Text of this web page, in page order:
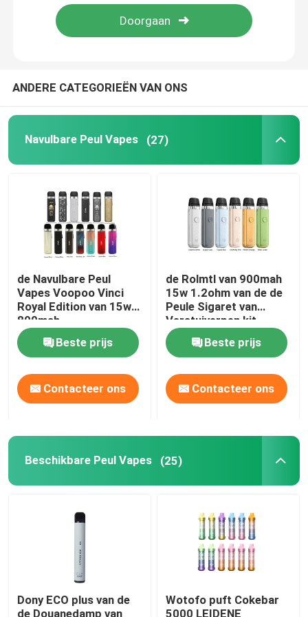
Ongeveer ons
Fabrieksreis
Verzoek om een Citaat
Navulbare Peul Vapes
Beschikbare Peul Vapes
Op smaak gebrachte Peul Vapes
De Vervanging van de Vaperol
De Aanzetuitrustingen van het peulsysteem
Lege Ejuice-Fles
Elektronische Sigarettoebehoren
ANDERE CATEGORIEËN VAN ONS
Navulbare Peul Vapes (27)
de Navulbare Peul
Vapes Voopoo Vinci
Royal Edition van 15w
800mah
Beste prijs
Contacteer ons
de Rolmtl van 900mah
15w 1.2ohm van de de
Peule Sigaret van
Verstuiverpen kit
voopoo vinci Q de
Aanzetuitrustingen
Beste prijs
Contacteer ons
Beschikbare Peul Vapes (25)
Dony ECO plus van de
de Douanedamp van
Wotofo puft Cokebar
5000 LEIDENE